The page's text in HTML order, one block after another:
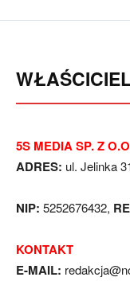
5S MEDIA SP. Z
ADRES: ul. Jelinka
NIP: 5252676432,
KONTAKT
E-MAIL: